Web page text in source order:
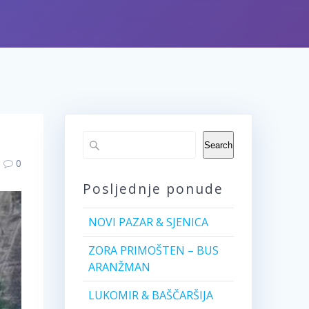
0
Search
Posljednje ponude
NOVI PAZAR & SJENICA
ZORA PRIMOŠTEN – BUS
ARANŽMAN
LUKOMIR & BAŠČARŠIJA